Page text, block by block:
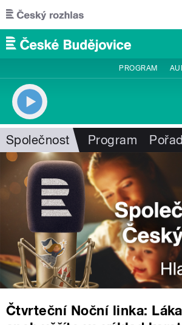
Přejít k hlavnímu obsahu
PROGRAM
Společnost Program
Čtvrteční Noční linka: